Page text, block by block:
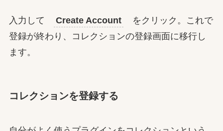
入力して Create Account
をクリック。これで
登録が終わり、コレクションの登録画面に移行し
ます。
コレクションを登録する